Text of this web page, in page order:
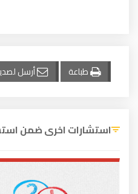
طباعة أرسل
استشارات اخرى ضمن